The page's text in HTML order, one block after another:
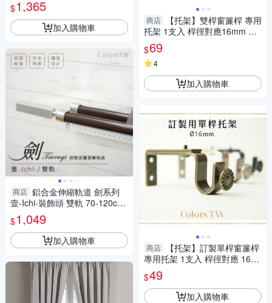
室內裝潢
$1,365
加入購物車
商店 鋁合金伸縮軌道 劍系列
壹-Ichi-裝飾頭 雙軌 70-120cm
造型窗簾軌道DIY 遮光窗簾專
用軌道
$1,049
加入購物車
商店
【托架】雙桿窗簾桿 專用
托架 1支入 桿徑對應16mm 配
件 五金用品
$69
4
加入購物車
商店
【托架】訂製單桿窗簾桿
專用托架 1支入 桿徑對應 16m
m 配件 五金用品
$49
加入購物車